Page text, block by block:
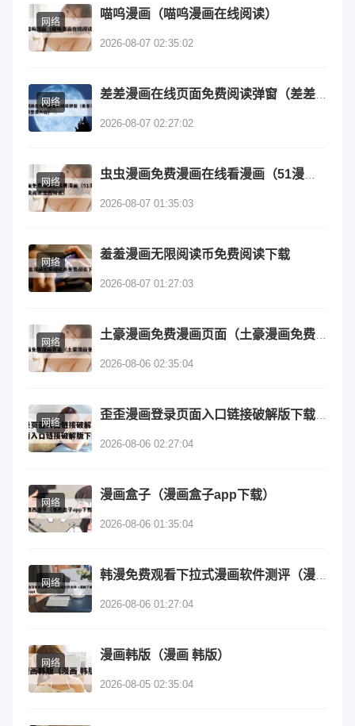
网络
喵呜漫画（喵呜漫画在线阅读）
2026-08-07 02:35:02
网络
2026-08-07 02:27:02
网络
2026-08-07 01:35:03
网络
羞羞漫画无限阅读币免费阅读下载
2026-08-07 01:27:03
网络
2026-08-06 02:35:04
网络
2026-08-06 02:27:04
网络
漫画盒子（漫画盒子app下载）
2026-08-06 01:35:04
网络
2026-08-06 01:27:04
网络
漫画韩版（漫画 韩版）
2026-08-05 02:35:04